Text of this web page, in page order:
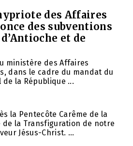
des Affaires
des subventions
et de
ministère des Affaires
dans le cadre du mandat du
la République ...
la Pentecôte Carême de la
la Transfiguration de notre
Jésus-Christ. ...